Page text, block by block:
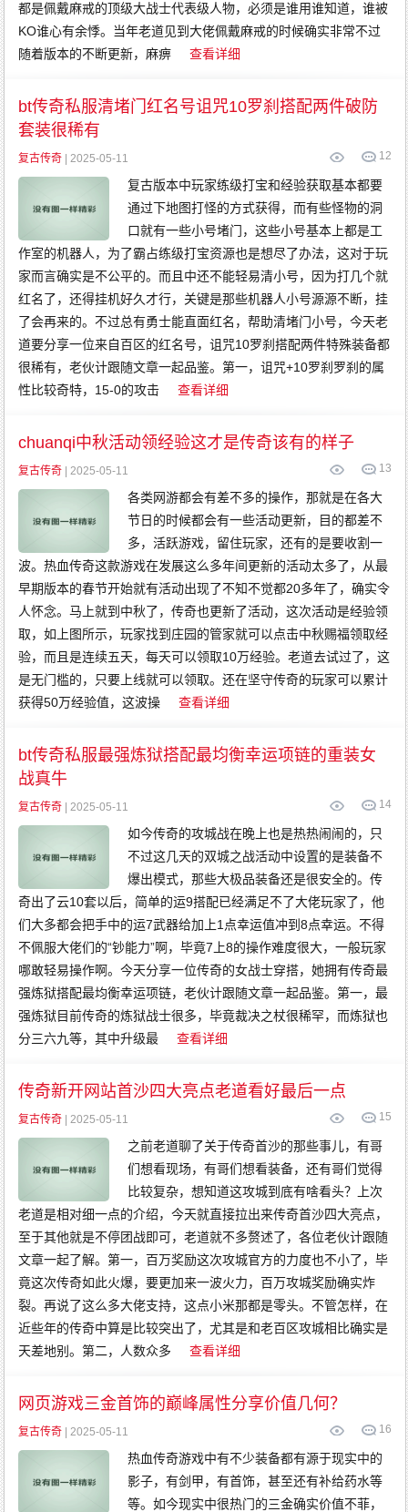
都是佩戴麻戒的顶级大战士代表级人物，必须是谁用谁知道，谁被
KO谁心有余悸。当年老道见到大佬佩戴麻戒的时候确实非常不过
随着版本的不断更新，麻痹
查看详细
bt传奇私服清堵门红名号诅咒10罗刹搭配两件破防
套装很稀有
12
复古传奇 | 2025-05-11
复古版本中玩家练级打宝和经验获取基本都要
通过下地图打怪的方式获得，而有些怪物的洞
口就有一些小号堵门，这些小号基本上都是工
作室的机器人，为了霸占练级打宝资源也是想尽了办法，这对于玩
家而言确实是不公平的。而且中还不能轻易清小号，因为打几个就
红名了，还得挂机好久才行，关键是那些机器人小号源源不断，挂
了会再来的。不过总有勇士能直面红名，帮助清堵门小号，今天老
道要分享一位来自百区的红名号，诅咒10罗刹搭配两件特殊装备都
很稀有，老伙计跟随文章一起品鉴。第一，诅咒+10罗刹罗刹的属
性比较奇特，15-0的攻击
查看详细
chuanqi中秋活动领经验这才是传奇该有的样子
13
复古传奇 | 2025-05-11
各类网游都会有差不多的操作，那就是在各大
节日的时候都会有一些活动更新，目的都差不
多，活跃游戏，留住玩家，还有的是要收割一
波。热血传奇这款游戏在发展这么多年间更新的活动太多了，从最
早期版本的春节开始就有活动出现了不知不觉都20多年了，确实令
人怀念。马上就到中秋了，传奇也更新了活动，这次活动是经验领
取，如上图所示，玩家找到庄园的管家就可以点击中秋赐福领取经
验，而且是连续五天，每天可以领取10万经验。老道去试过了，这
是无门槛的，只要上线就可以领取。还在坚守传奇的玩家可以累计
获得50万经验值，这波操
查看详细
bt传奇私服最强炼狱搭配最均衡幸运项链的重装女
战真牛
14
复古传奇 | 2025-05-11
如今传奇的攻城战在晚上也是热热闹闹的，只
不过这几天的双城之战活动中设置的是装备不
爆出模式，那些大极品装备还是很安全的。传
奇出了云10套以后，简单的运9搭配已经满足不了大佬玩家了，他
们大多都会把手中的运7武器给加上1点幸运值冲到8点幸运。不得
不佩服大佬们的“钞能力”啊，毕竟7上8的操作难度很大，一般玩家
哪敢轻易操作啊。今天分享一位传奇的女战士穿搭，她拥有传奇最
强炼狱搭配最均衡幸运项链，老伙计跟随文章一起品鉴。第一，最
强炼狱目前传奇的炼狱战士很多，毕竟裁决之杖很稀罕，而炼狱也
分三六九等，其中升级最
查看详细
传奇新开网站首沙四大亮点老道看好最后一点
15
复古传奇 | 2025-05-11
之前老道聊了关于传奇首沙的那些事儿，有哥
们想看现场，有哥们想看装备，还有哥们觉得
比较复杂，想知道这攻城到底有啥看头？上次
老道是相对细一点的介绍，今天就直接拉出来传奇首沙四大亮点，
至于其他就是不停团战即可，老道就不多赘述了，各位老伙计跟随
文章一起了解。第一，百万奖励这次攻城官方的力度也不小了，毕
竟这次传奇如此火爆，要更加来一波火力，百万攻城奖励确实炸
裂。再说了这么多大佬支持，这点小米那都是零头。不管怎样，在
近些年的传奇中算是比较突出了，尤其是和老百区攻城相比确实是
天差地别。第二，人数众多
查看详细
网页游戏三金首饰的巅峰属性分享价值几何？
16
复古传奇 | 2025-05-11
热血传奇游戏中有不少装备都有源于现实中的
影子，有剑甲，有首饰，甚至还有补给药水等
等。如今现实中很热门的三金确实价值不菲，